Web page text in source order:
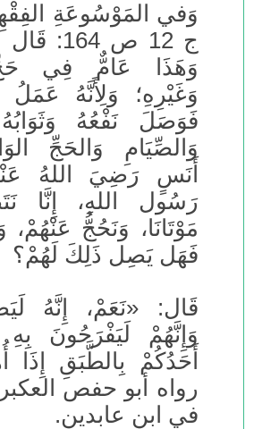
وَفي المَوْسُوعَةِ
ج 12 ص
وَهَذَا عَامٌّ فِي
وَغَيْرِهِ؛ وَلِأَنَّهُ
فَوَصَلَ نَفْعُهُ
وَالصِّيَامِ وَالحَجِّ
أَنَسٍ رَضِيَ اللهُ
رَسُول اللهِ، إِنَّا
مَوْتَانَا، وَنَحُجُّ عَنْهُمْ،
فَهَل يَصِل ذَلِكَ لَهُمْ؟
قَال: «نَعَمْ، إِنَّهُ
وَإِنَّهُمْ لَيَفْرَحُونَ
أَحَدُكُمْ بِالطَّبَقِ إِذَا
رواه أبو حفص
في ابن عابدين.